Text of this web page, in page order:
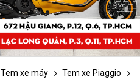
Tem xe máy
Tem xe Piaggio